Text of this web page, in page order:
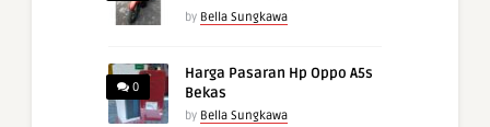
by Bella Sungkawa
0
Harga Pasaran Hp Oppo A5s
Bekas
by Bella Sungkawa